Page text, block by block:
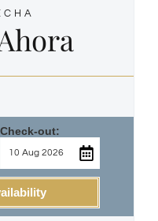
Check-out: